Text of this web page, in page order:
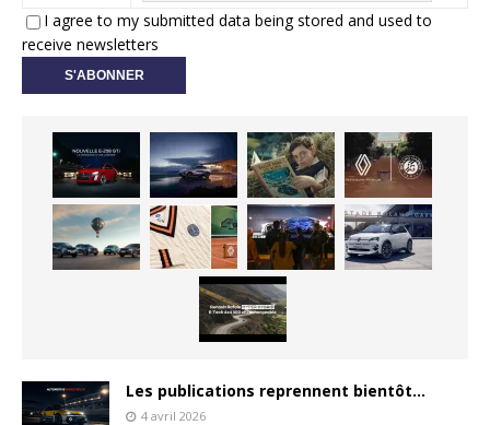
I agree to my submitted data being stored and used to
receive newsletters
Les publications reprennent bientôt…
4 avril 2026